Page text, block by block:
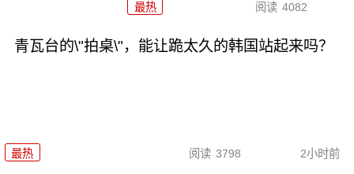
最热 阅读 4082
青瓦台的\"拍桌\"，能让跪太久的韩国站起来吗？
最热 阅读 3798 2小时前